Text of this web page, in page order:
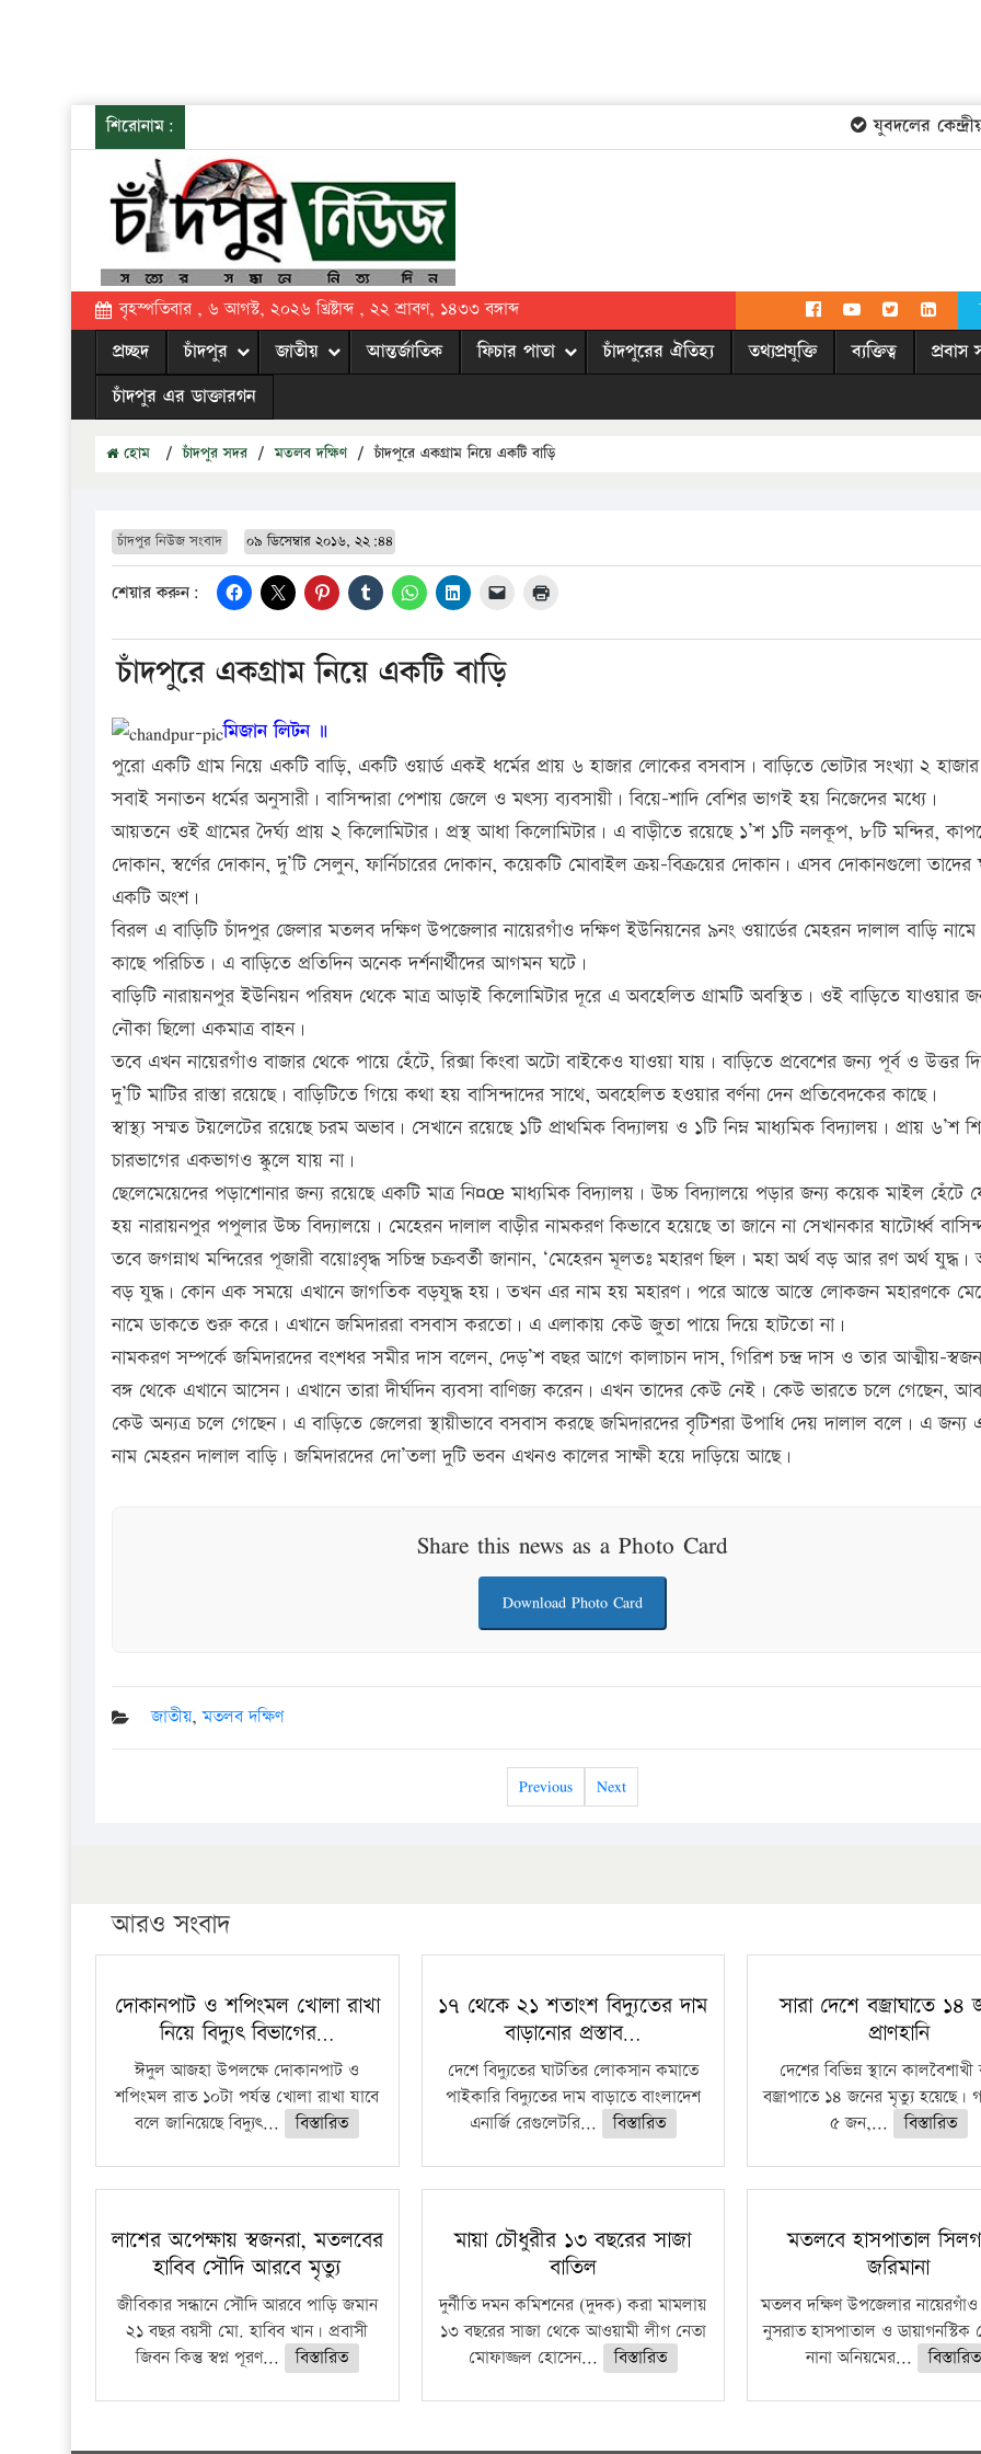
শিরোনাম: যুবদলের কেন্দ্রীয়
বৃহস্পতিবার , ৬ আগস্ট, ২০২৬ খ্রিষ্টাব্দ , ২২ শ্রাবণ, ১৪৩৩ বঙ্গাব্দ
প্রচ্ছদ চাঁদপুর জাতীয় আন্তর্জাতিক ফিচার পাতা চাঁদপুরের ঐতিহ্য তথ্যপ্রযুক্তি ব্যক্তিত্ব প্রবাস
চাঁদপুর এর ডাক্তারগন
হোম / চাঁদপুর সদর / মতলব দক্ষিণ / চাঁদপুরে একগ্রাম নিয়ে একটি বাড়ি
চাঁদপুর নিউজ সংবাদ ০৯ ডিসেম্বার ২০১৬, ২২:৪৪
শেয়ার করুন:
চাঁদপুরে একগ্রাম নিয়ে একটি বাড়ি
মিজান লিটন ॥
পুরো একটি গ্রাম নিয়ে একটি বাড়ি, একটি ওয়ার্ড একই ধর্মের প্রায় ৬ হাজার লোকের বসবাস। বাড়িতে ভোটার সংখ্যা ২
সবাই সনাতন ধর্মের অনুসারী। বাসিন্দারা পেশায় জেলে ও মৎস্য ব্যবসায়ী। বিয়ে-শাদি বেশির ভাগই হয় নিজেদের মধ্যে।
আয়তনে ওই গ্রামের দৈর্ঘ্য প্রায় ২ কিলোমিটার। প্রস্থ আধা কিলোমিটার। এ বাড়ীতে রয়েছে ১’শ ১টি নলকূপ, ৮টি মন্দির,
দোকান, স্বর্ণের দোকান, দু’টি সেলুন, ফার্নিচারের দোকান, কয়েকটি মোবাইল ক্রয়-বিক্রয়ের দোকান। এসব দোকানগুলো তাদের
একটি অংশ।
বিরল এ বাড়িটি চাঁদপুর জেলার মতলব দক্ষিণ উপজেলার নায়েরগাঁও দক্ষিণ ইউনিয়নের ৯নং ওয়ার্ডের মেহরন দালাল বাড়ি
কাছে পরিচিত। এ বাড়িতে প্রতিদিন অনেক দর্শনার্থীদের আগমন ঘটে।
বাড়িটি নারায়নপুর ইউনিয়ন পরিষদ থেকে মাত্র আড়াই কিলোমিটার দূরে এ অবহেলিত গ্রামটি অবস্থিত। ওই বাড়িতে যাওয়ার
নৌকা ছিলো একমাত্র বাহন।
তবে এখন নায়েরগাঁও বাজার থেকে পায়ে হেঁটে, রিক্সা কিংবা অটো বাইকেও যাওয়া যায়। বাড়িতে প্রবেশের জন্য পূর্ব ও উত্তর
দু’টি মাটির রাস্তা রয়েছে। বাড়িটিতে গিয়ে কথা হয় বাসিন্দাদের সাথে, অবহেলিত হওয়ার বর্ণনা দেন প্রতিবেদকের কাছে।
স্বাস্থ্য সম্মত টয়লেটের রয়েছে চরম অভাব। সেখানে রয়েছে ১টি প্রাথমিক বিদ্যালয় ও ১টি নিম্ন মাধ্যমিক বিদ্যালয়। প্রায় ৬’শ
চারভাগের একভাগও স্কুলে যায় না।
ছেলেমেয়েদের পড়াশোনার জন্য রয়েছে একটি মাত্র নি¤œ মাধ্যমিক বিদ্যালয়। উচ্চ বিদ্যালয়ে পড়ার জন্য কয়েক মাইল হেঁটে
হয় নারায়নপুর পপুলার উচ্চ বিদ্যালয়ে। মেহেরন দালাল বাড়ীর নামকরণ কিভাবে হয়েছে তা জানে না সেখানকার ষাটোর্ধ্ব
তবে জগন্নাথ মন্দিরের পূজারী বয়োঃবৃদ্ধ সচিন্দ্র চক্রবর্তী জানান, ‘মেহেরন মূলতঃ মহারণ ছিল। মহা অর্থ বড় আর রণ অর্থ যুদ্ধ।
বড় যুদ্ধ। কোন এক সময়ে এখানে জাগতিক বড়যুদ্ধ হয়। তখন এর নাম হয় মহারণ। পরে আস্তে আস্তে লোকজন মহারণকে
নামে ডাকতে শুরু করে। এখানে জমিদাররা বসবাস করতো। এ এলাকায় কেউ জুতা পায়ে দিয়ে হাটতো না।
নামকরণ সম্পর্কে জমিদারদের বংশধর সমীর দাস বলেন, দেড়’শ বছর আগে কালাচান দাস, গিরিশ চন্দ্র দাস ও তার আত্মীয়-
বঙ্গ থেকে এখানে আসেন। এখানে তারা দীর্ঘদিন ব্যবসা বাণিজ্য করেন। এখন তাদের কেউ নেই। কেউ ভারতে চলে গেছেন,
কেউ অন্যত্র চলে গেছেন। এ বাড়িতে জেলেরা স্থায়ীভাবে বসবাস করছে জমিদারদের বৃটিশরা উপাধি দেয় দালাল বলে। এ জন্য
নাম মেহরন দালাল বাড়ি। জমিদারদের দো’তলা দুটি ভবন এখনও কালের সাক্ষী হয়ে দাড়িয়ে আছে।
Share this news as a Photo Card
Download Photo Card
জাতীয়,মতলব দক্ষিণ
Previous Next
আরও সংবাদ
দোকানপাট ও শপিংমল খোলা রাখা
নিয়ে বিদ্যুৎ বিভাগের…
ঈদুল আজহা উপলক্ষে দোকানপাট ও
শপিংমল রাত ১০টা পর্যন্ত খোলা রাখা যাবে
বলে জানিয়েছে বিদ্যুৎ...
বিস্তারিত
১৭ থেকে ২১ শতাংশ বিদ্যুতের দাম
বাড়ানোর প্রস্তাব…
দেশে বিদ্যুতের ঘাটতির লোকসান কমাতে
পাইকারি বিদ্যুতের দাম বাড়াতে বাংলাদেশ
এনার্জি রেগুলেটরি...
বিস্তারিত
সারা দেশে বজ্রাঘাতে ১৪
প্রাণহানি
দেশের বিভিন্ন স্থানে
বজ্রাপাতে ১৪ জনের মৃত্যু হয়েছে।
৫ জন,...
বিস্তারিত
লাশের অপেক্ষায় স্বজনরা, মতলবের
হাবিব সৌদি আরবে মৃত্যু
জীবিকার সন্ধানে সৌদি আরবে পাড়ি জমান
২১ বছর বয়সী মো. হাবিব খান। প্রবাসী
জিবন কিন্তু স্বপ্ন পূরণ...
বিস্তারিত
মায়া চৌধুরীর ১৩ বছরের সাজা
বাতিল
দুর্নীতি দমন কমিশনের (দুদক) করা মামলায়
১৩ বছরের সাজা থেকে আওয়ামী লীগ নেতা
মোফাজ্জল হোসেন...
বিস্তারিত
মতলবে হাসপাতাল
জরিমানা
মতলব দক্ষিণ উপজেলার নায়েরগাঁও
নুসরাত হাসপাতাল ও ডায়াগনস্টিক
নানা অনিয়মের...
বিস্তারিত